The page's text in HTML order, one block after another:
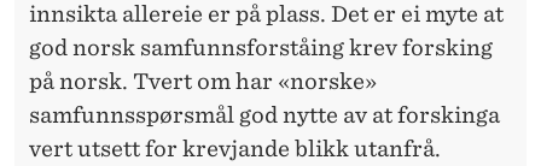
innsikta allereie er på plass. Det er ei myte at
god norsk samfunnsforståing krev forsking
på norsk. Tvert om har «norske»
samfunnsspørsmål god nytte av at forskinga
vert utsett for krevjande blikk utanfrå.